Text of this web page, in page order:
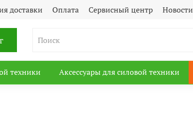
доставки Оплата Сервисный центр Новости
техники Аксессуары для силовой техники